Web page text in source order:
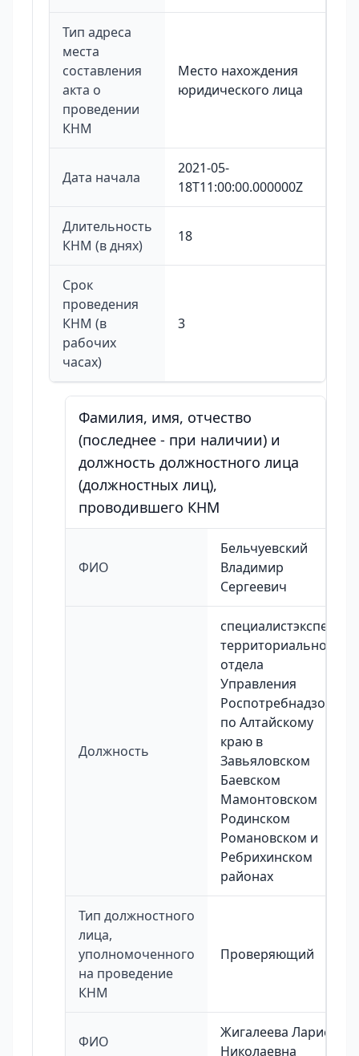
Тип адреса
места
составления
акта о
проведении
КНМ
Место нахождения
юридического лица
Дата начала
2021-05-
18T11:00:00.000000Z
Длительность
КНМ (в днях)
18
Срок
проведения
КНМ (в
рабочих
часах)
3
Фамилия, имя, отчество
(последнее - при наличии) и
должность должностного лица
(должностных лиц),
проводившего КНМ
ФИО
Бельчуевский
Владимир
Сергеевич
Должность
специалистэксперт
территориального
отдела
Управления
Роспотребнадзора
по Алтайскому
краю в
Завьяловском
Баевском
Мамонтовском
Родинском
Романовском и
Ребрихинском
районах
Тип должностного
лица,
уполномоченного
на проведение
КНМ
Проверяющий
ФИО
Жигалеева Лариса
Николаевна